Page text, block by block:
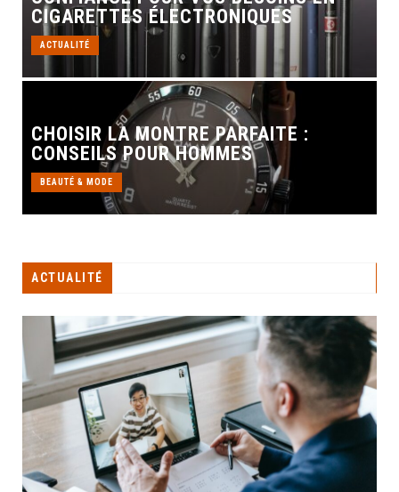
CIGARETTES ÉLECTRONIQUES
ACTUALITÉ
CHOISIR LA MONTRE PARFAITE :
CONSEILS POUR HOMMES
BEAUTÉ & MODE
ACTUALITÉ